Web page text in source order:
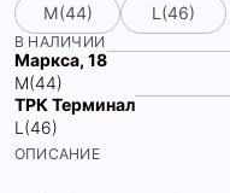
М(44) L(46)
В НАЛИЧИИ
Маркса, 18
М(44)
ТРК Терминал
L(46)
ОПИСАНИЕ